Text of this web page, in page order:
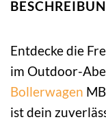
Entdecke die
im Outdoor-
Bollerwagen
ist dein